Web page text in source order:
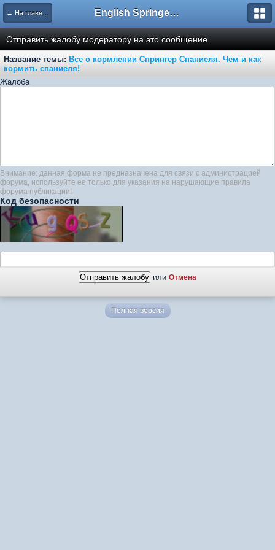
← На главную English Springer Spaniel Club
Отправить жалобу модератору на это сообщение
Название темы: Все о кормлении Спрингер Спаниеля. Чем и как
кормить спаниеля!
Жалоба
Внимание: данная форма не предназначена для связи с администрацией
форума, используйте ее только для указания на нарушающие правила
форума публикации!
Код безопасности
или Отмена
Полная версия